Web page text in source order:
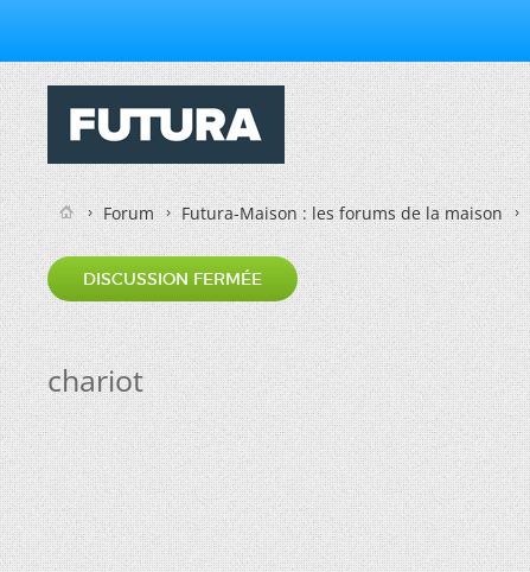
Forum Futura-Maison : les forums de la maison
DISCUSSION FERMÉE
chariot